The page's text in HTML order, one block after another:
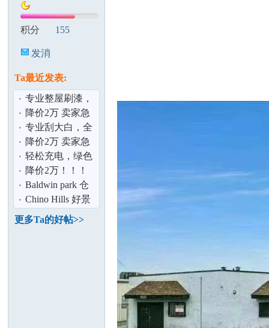
积分 155
发消
Ta最近发表:
专业整屋刷漆，
为您打造完美家
居空间 ！
降价2万 卖家急
售2% 佣金！
专业刮大白，全
面呵护您的家居
环境！！
降价2万 卖家急
售2% 佣金！
轻松充电，绿色
出行！
降价2万！！！
Chino Hills好景
豪宅仅售$132
Baldwin park 仓
库出租！
Chino Hills 好景
豪宅出售！
更多Ta的好帖>>